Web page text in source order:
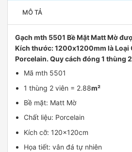
MÔ TẢ
Gạch mth 5501 Bề Mặt Matt Mờ
Kích thước: 1200x1200mm là Loại
Porcelain. Quy cách đóng 1 thùng
Mã mth 5501
1 thùng 2 viên = 2.88m²
Bề mặt: Matt Mờ
Chất liệu: Porcelain
Kích cỡ: 120x120cm
Họa tiết: vân đá tự nhiên